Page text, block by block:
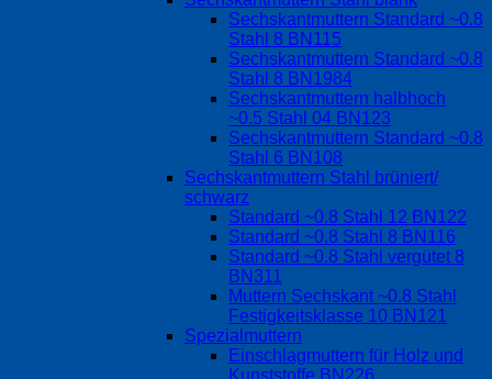
Sechskantmuttern Standard ~0.8
Stahl 8 BN115
Sechskantmuttern Standard ~0.8
Stahl 8 BN1984
Sechskantmuttern halbhoch
~0.5 Stahl 04 BN123
Sechskantmuttern Standard ~0.8
Stahl 6 BN108
Sechskantmuttern Stahl brüniert/
schwarz
Standard ~0.8 Stahl 12 BN122
Standard ~0.8 Stahl 8 BN116
Standard ~0.8 Stahl vergütet 8
BN311
Muttern Sechskant ~0.8 Stahl
Festigkeitsklasse 10 BN121
Spezialmuttern
Einschlagmuttern für Holz und
Kunststoffe BN226